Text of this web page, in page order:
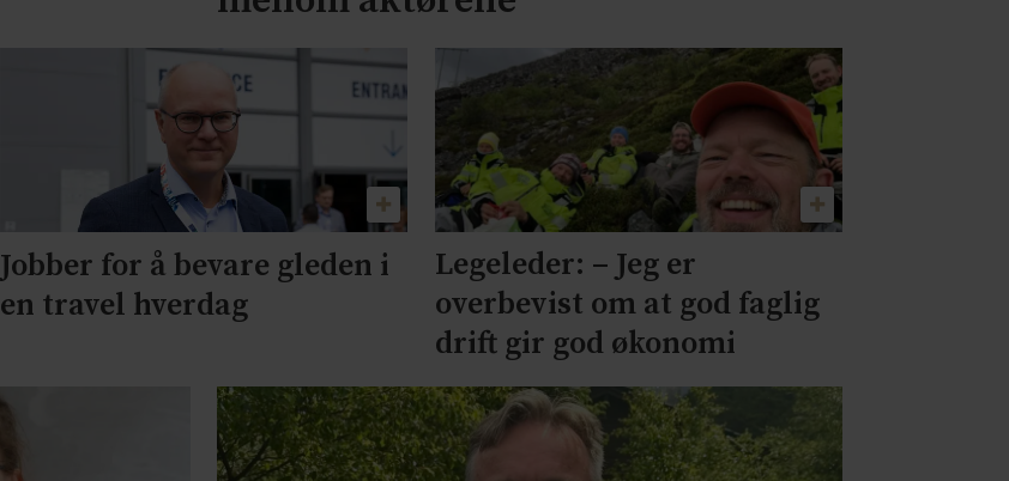
Jobber for å bevare gleden i
en travel hverdag
Legeleder: – Jeg er
overbevist om at god faglig
drift gir god økonomi